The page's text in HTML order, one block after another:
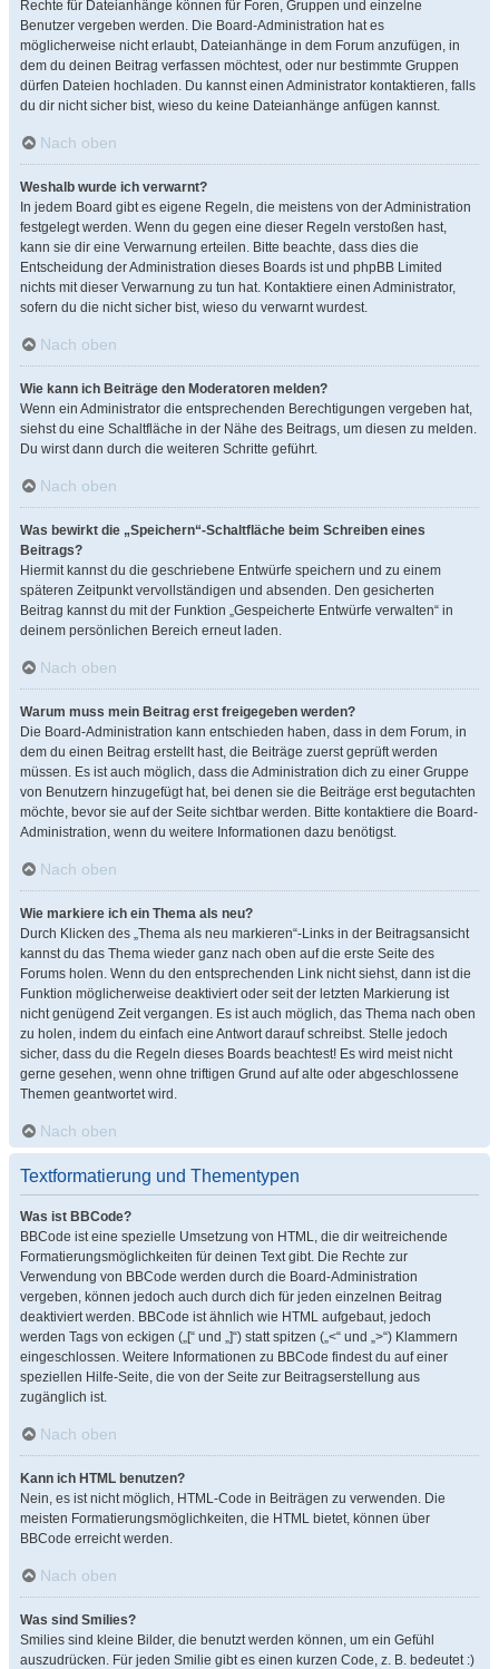
Rechte für Dateianhänge können für Foren, Gruppen und einzelne
Benutzer vergeben werden. Die Board-Administration hat es
möglicherweise nicht erlaubt, Dateianhänge in dem Forum anzufügen, in
dem du deinen Beitrag verfassen möchtest, oder nur bestimmte Gruppen
dürfen Dateien hochladen. Du kannst einen Administrator kontaktieren, falls
du dir nicht sicher bist, wieso du keine Dateianhänge anfügen kannst.
Nach oben
Weshalb wurde ich verwarnt?
In jedem Board gibt es eigene Regeln, die meistens von der Administration
festgelegt werden. Wenn du gegen eine dieser Regeln verstoßen hast,
kann sie dir eine Verwarnung erteilen. Bitte beachte, dass dies die
Entscheidung der Administration dieses Boards ist und phpBB Limited
nichts mit dieser Verwarnung zu tun hat. Kontaktiere einen Administrator,
sofern du die nicht sicher bist, wieso du verwarnt wurdest.
Nach oben
Wie kann ich Beiträge den Moderatoren melden?
Wenn ein Administrator die entsprechenden Berechtigungen vergeben hat,
siehst du eine Schaltfläche in der Nähe des Beitrags, um diesen zu melden.
Du wirst dann durch die weiteren Schritte geführt.
Nach oben
Was bewirkt die „Speichern“-Schaltfläche beim Schreiben eines
Beitrags?
Hiermit kannst du die geschriebene Entwürfe speichern und zu einem
späteren Zeitpunkt vervollständigen und absenden. Den gesicherten
Beitrag kannst du mit der Funktion „Gespeicherte Entwürfe verwalten“ in
deinem persönlichen Bereich erneut laden.
Nach oben
Warum muss mein Beitrag erst freigegeben werden?
Die Board-Administration kann entschieden haben, dass in dem Forum, in
dem du einen Beitrag erstellt hast, die Beiträge zuerst geprüft werden
müssen. Es ist auch möglich, dass die Administration dich zu einer Gruppe
von Benutzern hinzugefügt hat, bei denen sie die Beiträge erst begutachten
möchte, bevor sie auf der Seite sichtbar werden. Bitte kontaktiere die Board-
Administration, wenn du weitere Informationen dazu benötigst.
Nach oben
Wie markiere ich ein Thema als neu?
Durch Klicken des „Thema als neu markieren“-Links in der Beitragsansicht
kannst du das Thema wieder ganz nach oben auf die erste Seite des
Forums holen. Wenn du den entsprechenden Link nicht siehst, dann ist die
Funktion möglicherweise deaktiviert oder seit der letzten Markierung ist
nicht genügend Zeit vergangen. Es ist auch möglich, das Thema nach oben
zu holen, indem du einfach eine Antwort darauf schreibst. Stelle jedoch
sicher, dass du die Regeln dieses Boards beachtest! Es wird meist nicht
gerne gesehen, wenn ohne triftigen Grund auf alte oder abgeschlossene
Themen geantwortet wird.
Nach oben
Textformatierung und Thementypen
Was ist BBCode?
BBCode ist eine spezielle Umsetzung von HTML, die dir weitreichende
Formatierungsmöglichkeiten für deinen Text gibt. Die Rechte zur
Verwendung von BBCode werden durch die Board-Administration
vergeben, können jedoch auch durch dich für jeden einzelnen Beitrag
deaktiviert werden. BBCode ist ähnlich wie HTML aufgebaut, jedoch
werden Tags von eckigen („[“ und „]“) statt spitzen („<“ und „>“) Klammern
eingeschlossen. Weitere Informationen zu BBCode findest du auf einer
speziellen Hilfe-Seite, die von der Seite zur Beitragserstellung aus
zugänglich ist.
Nach oben
Kann ich HTML benutzen?
Nein, es ist nicht möglich, HTML-Code in Beiträgen zu verwenden. Die
meisten Formatierungsmöglichkeiten, die HTML bietet, können über
BBCode erreicht werden.
Nach oben
Was sind Smilies?
Smilies sind kleine Bilder, die benutzt werden können, um ein Gefühl
auszudrücken. Für jeden Smilie gibt es einen kurzen Code, z. B. bedeutet :)